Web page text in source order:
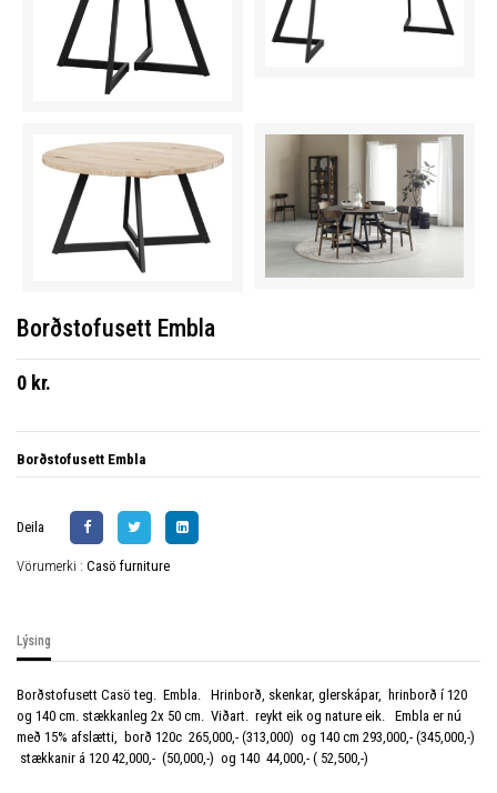
Borðstofusett Embla
0 kr.
Borðstofusett Embla
Deila
Vörumerki : Casö furniture
Lýsing
Borðstofusett Casö teg. Embla. Hrinborð, skenkar, glerskápar, hrinborð í 120
og 140 cm. stækkanleg 2x 50 cm. Viðart. reykt eik og nature eik. Embla er nú
með 15% afslætti, borð 120c 265,000,- (313,000) og 140 cm 293,000,- (345,000,-)
stækkanir á 120 42,000,- (50,000,-) og 140 44,000,- ( 52,500,-)